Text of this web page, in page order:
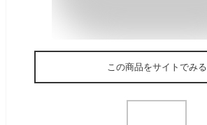
この商品をサイトでみる